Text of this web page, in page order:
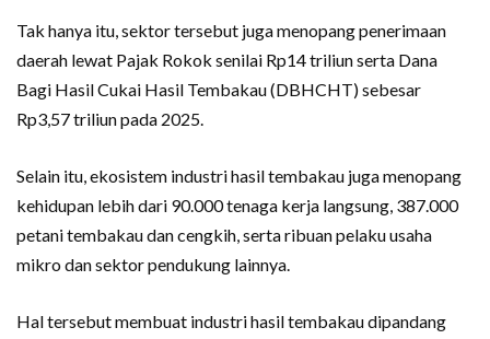
Tak hanya itu, sektor tersebut juga menopang penerimaan
daerah lewat Pajak Rokok senilai Rp14 triliun serta Dana
Bagi Hasil Cukai Hasil Tembakau (DBHCHT) sebesar
Rp3,57 triliun pada 2025.
Selain itu, ekosistem industri hasil tembakau juga menopang
kehidupan lebih dari 90.000 tenaga kerja langsung, 387.000
petani tembakau dan cengkih, serta ribuan pelaku usaha
mikro dan sektor pendukung lainnya.
Hal tersebut membuat industri hasil tembakau dipandang